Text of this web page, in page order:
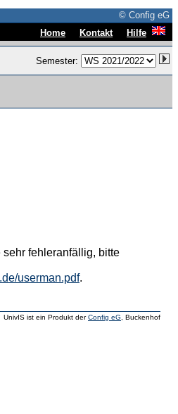
© Config eG
Home Kontakt Hilfe
Semester:
fehleranfällig, bitte
userman.pdf.
UnivIS ist ein Produkt derConfig eG , Buckenhof